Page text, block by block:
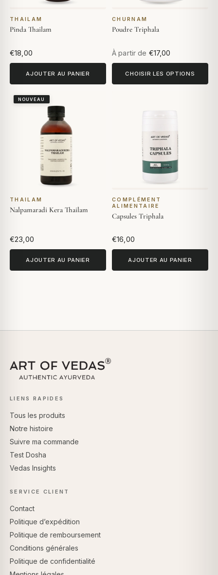
THAILAM
Pinda Thailam
€18,00
AJOUTER AU PANIER
CHURNAM
Poudre Triphala
À partir de €17,00
CHOISIR LES OPTIONS
NOUVEAU
THAILAM
Nalpamaradi Kera Thailam
€23,00
AJOUTER AU PANIER
COMPLÉMENT
ALIMENTAIRE
Capsules Triphala
€16,00
AJOUTER AU PANIER
LIENS RAPIDES
Tous les produits
Notre histoire
Suivre ma commande
Test Dosha
Vedas Insights
SERVICE CLIENT
Contact
Politique d’expédition
Politique de remboursement
Conditions générales
Politique de confidentialité